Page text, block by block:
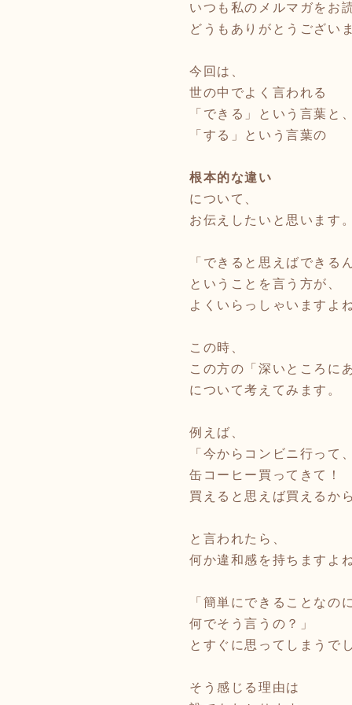
いつも私のメルマガをお
どうもありがとうござい
今回は、
世の中でよく言われる
「できる」という言葉と、
「する」という言葉の
根本的な違い
について、
お伝えしたいと思います。
「できると思えばできる
ということを言う方が、
よくいらっしゃいますよね
この時、
この方の「深いところに
について考えてみます。
例えば、
「今からコンビニ行って、
缶コーヒー買ってきて！
買えると思えば買えるか
と言われたら、
何か違和感を持ちますよね
「簡単にできることなのに
何でそう言うの？」
とすぐに思ってしまうで
そう感じる理由は